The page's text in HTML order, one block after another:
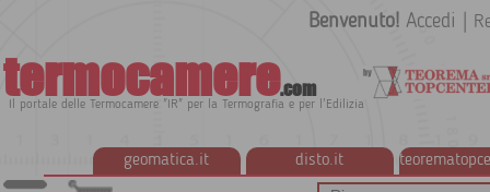
termocamere.com
Il portale delle Termocamere "IR" per la Termografia e per l'Edilizia
geomatica.it disto.it
Benvenuto! Accedi